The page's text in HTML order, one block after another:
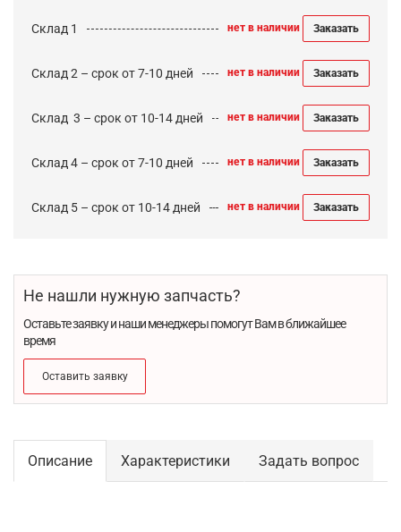
Склад 1 нет в наличии Заказать
Склад 2 – срок от 7-10 дней нет в наличии Заказать
Cклад 3 – срок от 10-14 дней нет в наличии Заказать
Склад 4 – срок от 7-10 дней нет в наличии Заказать
Склад 5 – срок от 10-14 дней нет в наличии Заказать
Не нашли нужную запчасть?
Оставьте заявку и наши менеджеры помогут Вам в ближайшее
время
Оставить заявку
Описание Характеристики Задать вопрос